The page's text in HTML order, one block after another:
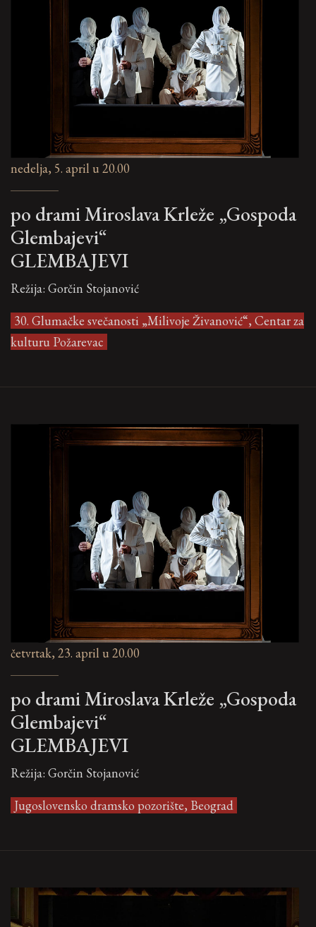
nedelja, 5. april u 20.00
po drami Miroslava Krleže „Gospoda
Glembajevi“
GLEMBAJEVI
Režija: Gorčin Stojanović
30. Glumačke svečanosti „Milivoje Živanović“, Centar za
kulturu Požarevac
četvrtak, 23. april u 20.00
po drami Miroslava Krleže „Gospoda
Glembajevi“
GLEMBAJEVI
Režija: Gorčin Stojanović
Jugoslovensko dramsko pozorište, Beograd